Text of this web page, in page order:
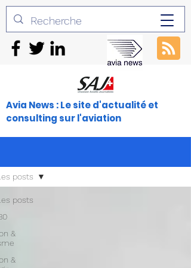
Avia News : Le site d'actualité et
consulting sur l'aviation
posts
&
&
posts